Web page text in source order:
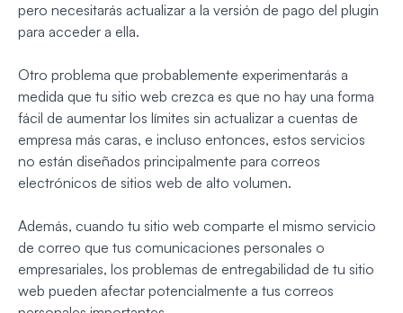
pero necesitarás actualizar a la versión de pago del plugin
para acceder a ella.
Otro problema que probablemente experimentarás a
medida que tu sitio web crezca es que no hay una forma
fácil de aumentar los límites sin actualizar a cuentas de
empresa más caras, e incluso entonces, estos servicios
no están diseñados principalmente para correos
electrónicos de sitios web de alto volumen.
Además, cuando tu sitio web comparte el mismo servicio
de correo que tus comunicaciones personales o
empresariales, los problemas de entregabilidad de tu sitio
web pueden afectar potencialmente a tus correos